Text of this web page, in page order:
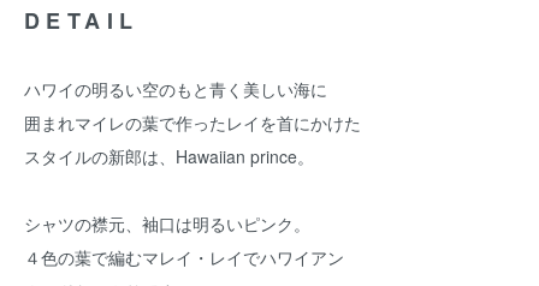
DETAIL
ハワイの明るい空のもと青く美しい海に
囲まれマイレの葉で作ったレイを首にかけた
スタイルの新郎は、Hawaiian prince。
シャツの襟元、袖口は明るいピンク。
４色の葉で編むマレイ・レイでハワイアン